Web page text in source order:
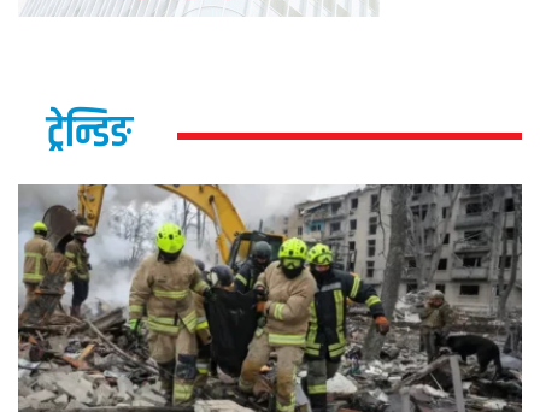
ट्रेन्डिङ